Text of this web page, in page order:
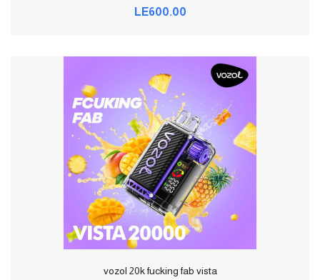
LE600.00
vozol 20k fucking fab vista